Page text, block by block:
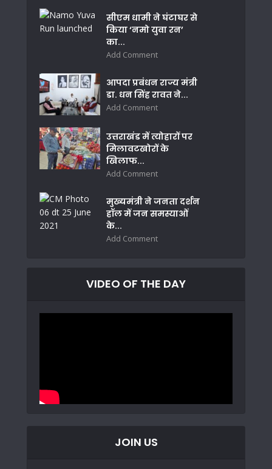
सीएम धामी ने घंटाघर से
किया ‘नमो युवा रन’
का...
Add Comment
आपदा प्रबंधन राज्य मंत्री
डा. धन सिंह रावत ने...
Add Comment
उत्तराखंड में त्योहारों पर
मिलावटखोरों के
खिलाफ...
Add Comment
मुख्यमंत्री ने जनता दर्शन
हॉल में जन समस्याओं
के...
Add Comment
VIDEO OF THE DAY
JOIN US